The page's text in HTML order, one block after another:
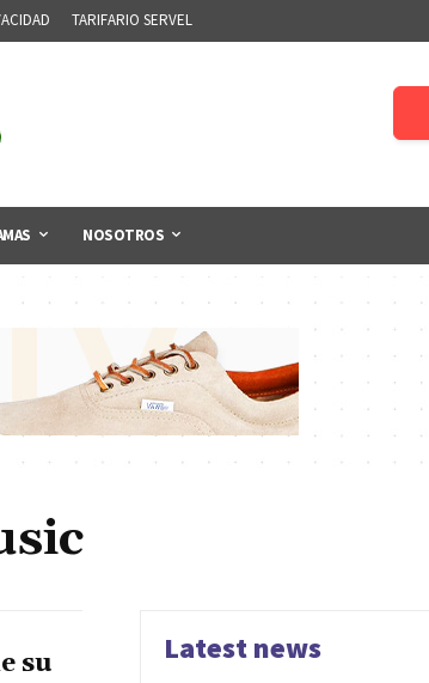
TARIFARIO SERVEL
NOSOTROS
su
Latest news